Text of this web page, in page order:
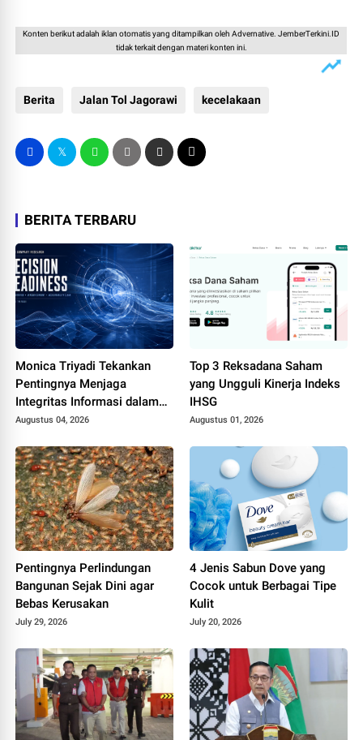
Konten berikut adalah iklan otomatis yang ditampilkan oleh Advernative. JemberTerkini.ID
tidak terkait dengan materi konten ini.
Berita Jalan Tol Jagorawi kecelakaan
BERITA TERBARU
Monica Triyadi Tekankan
Pentingnya Menjaga
Integritas Informasi dalam
Riset Perusahaan ASEAN
Augustus 04, 2026
Top 3 Reksadana Saham
yang Ungguli Kinerja Indeks
IHSG
Augustus 01, 2026
Pentingnya Perlindungan
Bangunan Sejak Dini agar
Bebas Kerusakan
July 29, 2026
4 Jenis Sabun Dove yang
Cocok untuk Berbagai Tipe
Kulit
July 20, 2026